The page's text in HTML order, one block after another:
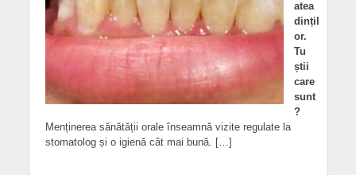
atea
dințil
or.
Tu
știi
care
sunt
?
Menținerea sănătății orale înseamnă vizite regulate la
stomatolog și o igienă cât mai bună. […]